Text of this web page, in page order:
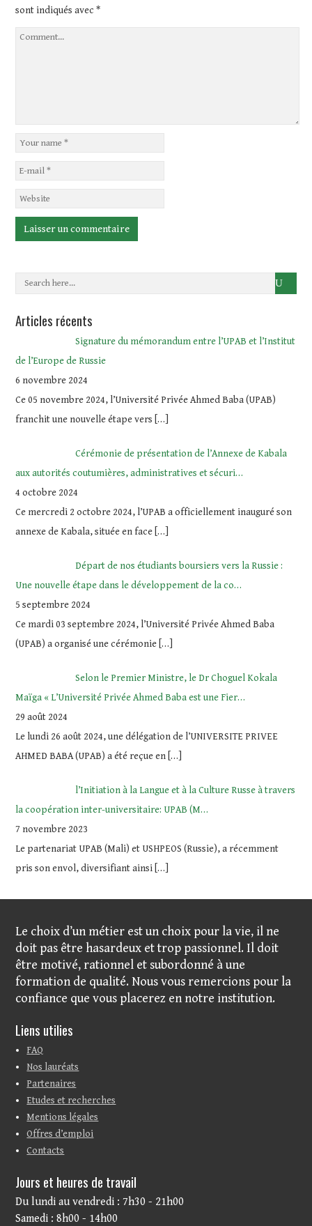
sont indiqués avec*
Articles récents
Signature du mémorandum entre l’UPAB et l’Institut
de l’Europe de Russie
6 novembre 2024
Ce 05 novembre 2024, l’Université Privée Ahmed Baba (UPAB)
franchit une nouvelle étape vers […]
Cérémonie de présentation de l’Annexe de Kabala
aux autorités coutumières, administratives et sécuri…
4 octobre 2024
Ce mercredi 2 octobre 2024, l’UPAB a officiellement inauguré son
annexe de Kabala, située en face […]
Départ de nos étudiants boursiers vers la Russie :
Une nouvelle étape dans le développement de la co…
5 septembre 2024
Ce mardi 03 septembre 2024, l’Université Privée Ahmed Baba
(UPAB) a organisé une cérémonie […]
Selon le Premier Ministre, le Dr Choguel Kokala
Maïga « L’Université Privée Ahmed Baba est une Fier…
29 août 2024
Le lundi 26 août 2024, une délégation de l’UNIVERSITE PRIVEE
AHMED BABA (UPAB) a été reçue en […]
l’Initiation à la Langue et à la Culture Russe à travers
la coopération inter-universitaire: UPAB (M…
7 novembre 2023
Le partenariat UPAB (Mali) et USHPEOS (Russie), a récemment
pris son envol, diversifiant ainsi […]
Le choix d’un métier est un choix pour la vie, il ne
doit pas être hasardeux et trop passionnel. Il doit
être motivé, rationnel et subordonné à une
formation de qualité. Nous vous remercions pour la
confiance que vous placerez en notre institution.
Liens utilies
FAQ
Nos lauréats
Partenaires
Etudes et recherches
Mentions légales
Offres d’emploi
Contacts
Jours et heures de travail
Du lundi au vendredi : 7h30 - 21h00
Samedi : 8h00 - 14h00